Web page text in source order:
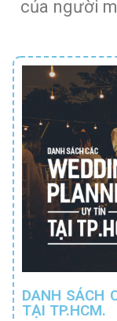
của người
DANH SÁCH
TẠI TP.HCM.